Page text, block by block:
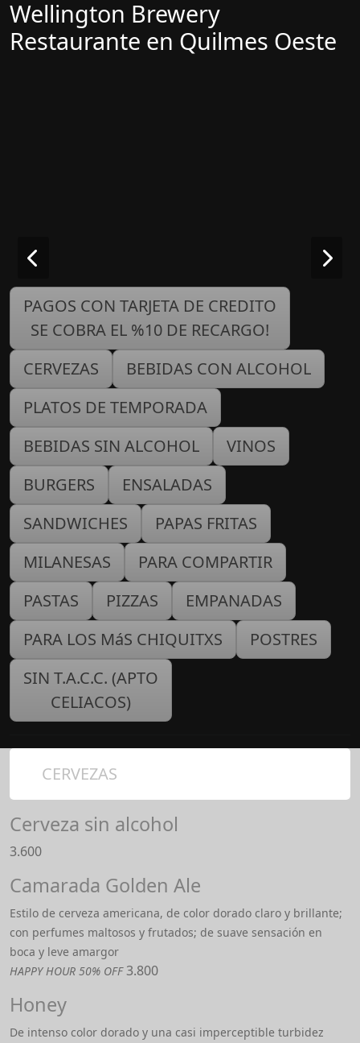
Wellington Brewery
Restaurante en Quilmes Oeste
PAGOS CON TARJETA DE CREDITO
SE COBRA EL %10 DE RECARGO!
CERVEZAS
BEBIDAS CON ALCOHOL
PLATOS DE TEMPORADA
BEBIDAS SIN ALCOHOL
VINOS
BURGERS
ENSALADAS
SANDWICHES
PAPAS FRITAS
MILANESAS
PARA COMPARTIR
PASTAS
PIZZAS
EMPANADAS
PARA LOS MáS CHIQUITXS
POSTRES
SIN T.A.C.C. (APTO
CELIACOS)
CERVEZAS
Cerveza sin alcohol
3.600
Camarada Golden Ale
Estilo de cerveza americana, de color dorado claro y brillante;
con perfumes maltosos y frutados; de suave sensación en
boca y leve amargor
HAPPY HOUR 50% OFF3.800
Honey
De intenso color dorado y una casi imperceptible turbidez